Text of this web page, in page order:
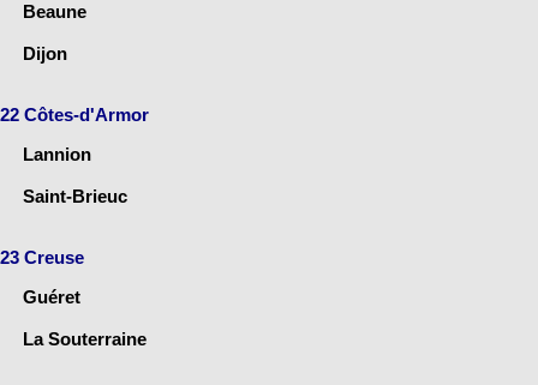
Beaune
Dijon
22 Côtes-d'Armor
Lannion
Saint-Brieuc
23 Creuse
Guéret
La Souterraine